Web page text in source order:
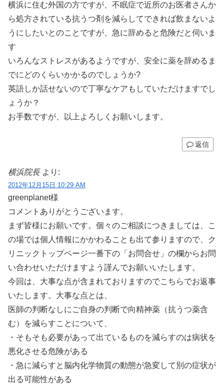
横浜に住む外国の方ですが、不眠症で近所のお医者さんか
ら処方されている抗うつ剤を減らしてできれば飲まないよ
うにしたいとのことですが、急に辞めると危険だと伺いま
す
いろんなストレスがあるようですが、安全に薬を辞めるま
でにどのくらいかかるのでしょうか?
英語しか話せないので丁寧なケアもしていただけますでし
ょうか？
お手数ですが、以上よろしくお願いします。
返信
横浜院長 より:
2012年12月15日 10:29 AM
greenplanet様
コメントありがとうございます。
まず皆様にお願いです。個々のご相談につきましては、こ
の場では個人情報にかかわることも出て参りますので、ク
リニックトップページ一番下の「お問合せ」の欄からお問
い合わせいただけますよう謹んでお願いいたします。
今回は、大事な点が含まれておりますのでこちらでお返事
いたします。大事な点とは、
医師の判断なしにご自身の判断で向精神薬（抗うつ薬含
む）を減らすことについて、
・そもそも必要があって出ているものを減らすのは病状を
悪化させる危険がある
・急に減らすと脳内化学物質の動態が急変して別の症状が
出る可能性がある